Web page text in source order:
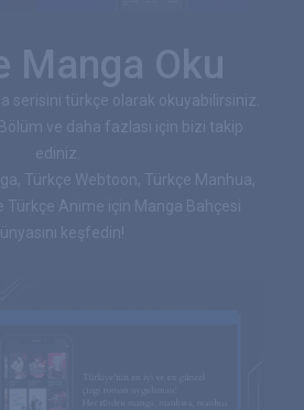
Manga Oku
serisini türkçe olarak okuyabilirsiniz.
ve daha fazlası için bizi takip
ediniz.
Türkçe Webtoon, Türkçe Manhua,
Türkçe Anime için Manga Bahçesi
keşfedin!